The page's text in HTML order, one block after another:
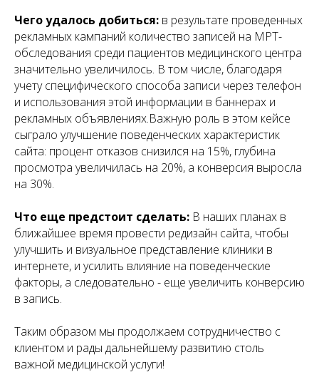
Чего удалось добиться: в результате проведенных
рекламных кампаний количество записей на МРТ-
обследования среди пациентов медицинского центра
значительно увеличилось. В том числе, благодаря
учету специфического способа записи через телефон
и использования этой информации в баннерах и
рекламных объявлениях.Важную роль в этом кейсе
сыграло улучшение поведенческих характеристик
сайта: процент отказов снизился на 15%, глубина
просмотра увеличилась на 20%, а конверсия выросла
на 30%.
Что еще предстоит сделать: В наших планах в
ближайшее время провести редизайн сайта, чтобы
улучшить и визуальное представление клиники в
интернете, и усилить влияние на поведенческие
факторы, а следовательно - еще увеличить конверсию
в запись.
Таким образом мы продолжаем сотрудничество с
клиентом и рады дальнейшему развитию столь
важной медицинской услуги!